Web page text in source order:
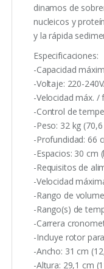
dinamos de
nucleicos y
y la rápida
Especificaciones:
-Capacidad
-Voltaje: 220-
-Velocidad máx. /
-Control de
-Peso: 32 kg
-Profundidad: 66
-Espacios: 30 cm
-Requisitos de
-Velocidad
-Rango de
-Rango(s) de
-Carrera
-Incluye rotor
-Ancho: 31 cm
-Altura: 29,1 cm